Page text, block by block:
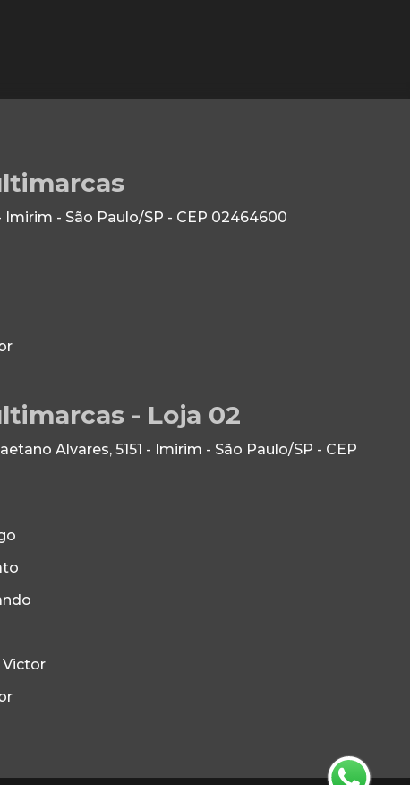
- São Paulo/SP - CEP 02464600
- Loja 02
Alvares, 5151 - Imirim - São Paulo/SP - CEP
Victor